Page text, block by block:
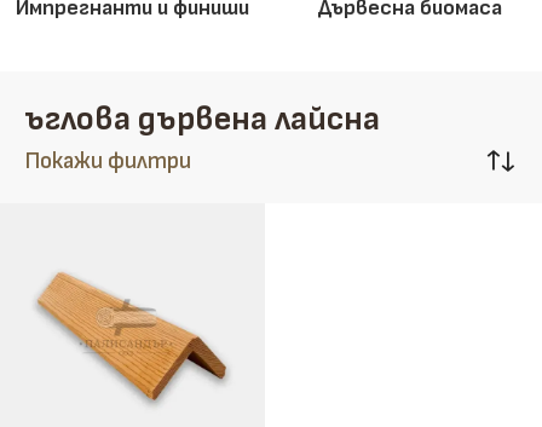
Импрегнанти и финиши Дървесна биомаса
ъглова дървена лайсна
Покажи филтри